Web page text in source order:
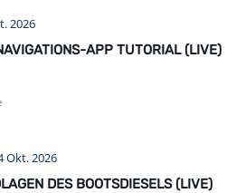
2026
APP TUTORIAL (LIVE)
Okt. 2026
DES BOOTSDIESELS (LIVE)